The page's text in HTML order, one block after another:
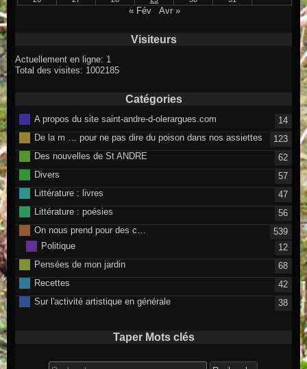
« Fév Avr »
Visiteurs
Actuellement en ligne: 1
Total des visites: 1002185
Catégories
A propos du site saint-andre-d-olerargues.com
14
De la m … pour ne pas dire du poison dans nos assiettes
123
Des nouvelles de St ANDRE
62
Divers
57
Littérature : livres
47
Littérature : poésies
56
On nous prend pour des c…
539
Politique
12
Pensées de mon jardin
68
Recettes
42
Sur l'activité artistique en générale
38
Taper Mots clés